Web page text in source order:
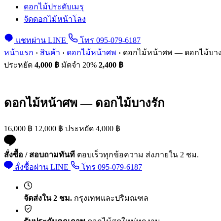
ดอกไม้ประดับเมรุ
จัดดอกไม้หน้าโลง
แชทผ่าน LINE
โทร 095-079-6187
หน้าแรก › สินค้า › ดอกไม้หน้าศพ › ดอกไม้หน้าศพ — ดอกไม้บา
ประหยัด 4,000 ฿ มัดจำ 20% 2,400 ฿
ดอกไม้หน้าศพ — ดอกไม้บางรัก
16,000 ฿ 12,000 ฿ ประหยัด 4,000 ฿
สั่งซื้อ / สอบถามทันที ตอบเร็วทุกข้อความ ส่งภายใน 2 ชม.
สั่งซื้อผ่าน LINE
โทร 095-079-6187
จัดส่งใน 2 ชม. กรุงเทพและปริมณฑล